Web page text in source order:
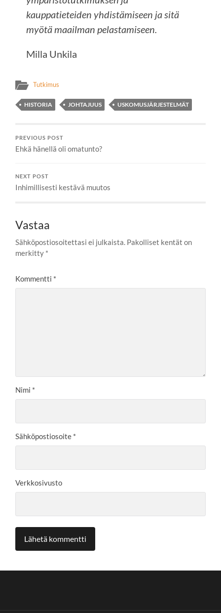
kauppatieteiden yhdistämiseen ja sitä
myötä maailman pelastamiseen.
Milla Unkila
Tutkimus
HISTORIA JOHTAJUUS USKOMUSJÄRJESTELMÄT
PREVIOUS POST
Ehkä hänellä oli omatunto?
NEXT POST
Inhimillisesti kestävä muutos
Vastaa
Sähköpostiosoitettasi ei julkaista. Pakolliset kentät on
merkitty *
Kommentti *
Nimi *
Sähköpostiosoite *
Verkkosivusto